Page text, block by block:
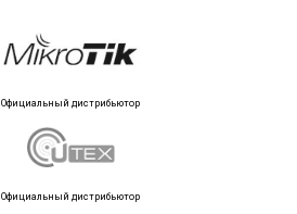
Официальный дистрибьютор
Официальный дистрибьютор